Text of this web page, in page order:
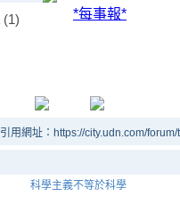
(1) *每事報*
引用網址：https://city.udn.com/
科學主義不等於科學